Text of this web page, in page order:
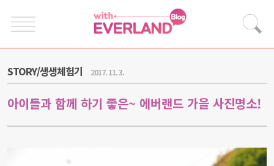
STORY/생생체험기 2017. 11. 3.
아이들과 함께 하기 좋은~ 에버랜드 가을 사진명소!